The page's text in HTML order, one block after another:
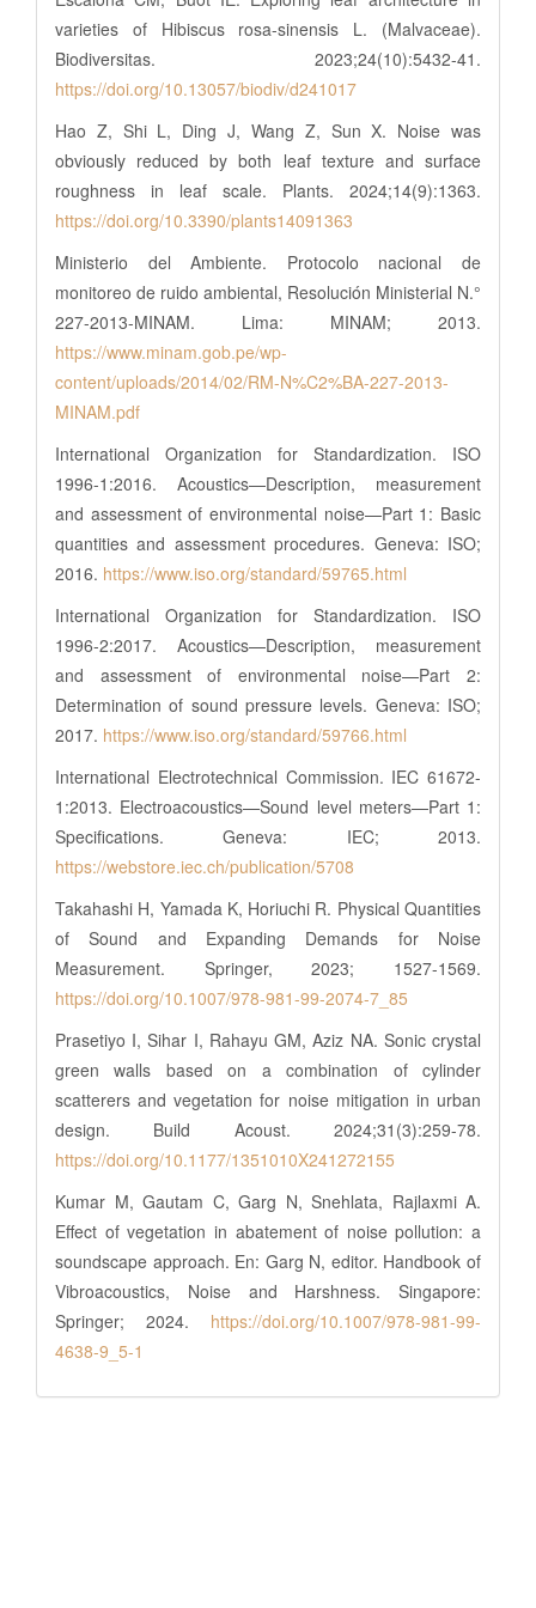
varieties of Hibiscus rosa-sinensis L. (Malvaceae).
Biodiversitas. 2023;24(10):5432-41.
https://doi.org/10.13057/biodiv/d241017
Hao Z, Shi L, Ding J, Wang Z, Sun X. Noise was
obviously reduced by both leaf texture and surface
roughness in leaf scale. Plants. 2024;14(9):1363.
https://doi.org/10.3390/plants14091363
Ministerio del Ambiente. Protocolo nacional de
monitoreo de ruido ambiental, Resolución Ministerial N.°
227-2013-MINAM. Lima: MINAM; 2013.
https://www.minam.gob.pe/wp-
content/uploads/2014/02/RM-N%C2%BA-227-2013-
MINAM.pdf
International Organization for Standardization. ISO
1996-1:2016. Acoustics—Description, measurement
and assessment of environmental noise—Part 1: Basic
quantities and assessment procedures. Geneva: ISO;
2016. https://www.iso.org/standard/59765.html
International Organization for Standardization. ISO
1996-2:2017. Acoustics—Description, measurement
and assessment of environmental noise—Part 2:
Determination of sound pressure levels. Geneva: ISO;
2017. https://www.iso.org/standard/59766.html
International Electrotechnical Commission. IEC 61672-
1:2013. Electroacoustics—Sound level meters—Part 1:
Specifications. Geneva: IEC; 2013.
https://webstore.iec.ch/publication/5708
Takahashi H, Yamada K, Horiuchi R. Physical Quantities
of Sound and Expanding Demands for Noise
Measurement. Springer, 2023; 1527-1569.
https://doi.org/10.1007/978-981-99-2074-7_85
Prasetiyo I, Sihar I, Rahayu GM, Aziz NA. Sonic crystal
green walls based on a combination of cylinder
scatterers and vegetation for noise mitigation in urban
design. Build Acoust. 2024;31(3):259-78.
https://doi.org/10.1177/1351010X241272155
Kumar M, Gautam C, Garg N, Snehlata, Rajlaxmi A.
Effect of vegetation in abatement of noise pollution: a
soundscape approach. En: Garg N, editor. Handbook of
Vibroacoustics, Noise and Harshness. Singapore:
Springer; 2024. https://doi.org/10.1007/978-981-99-
4638-9_5-1